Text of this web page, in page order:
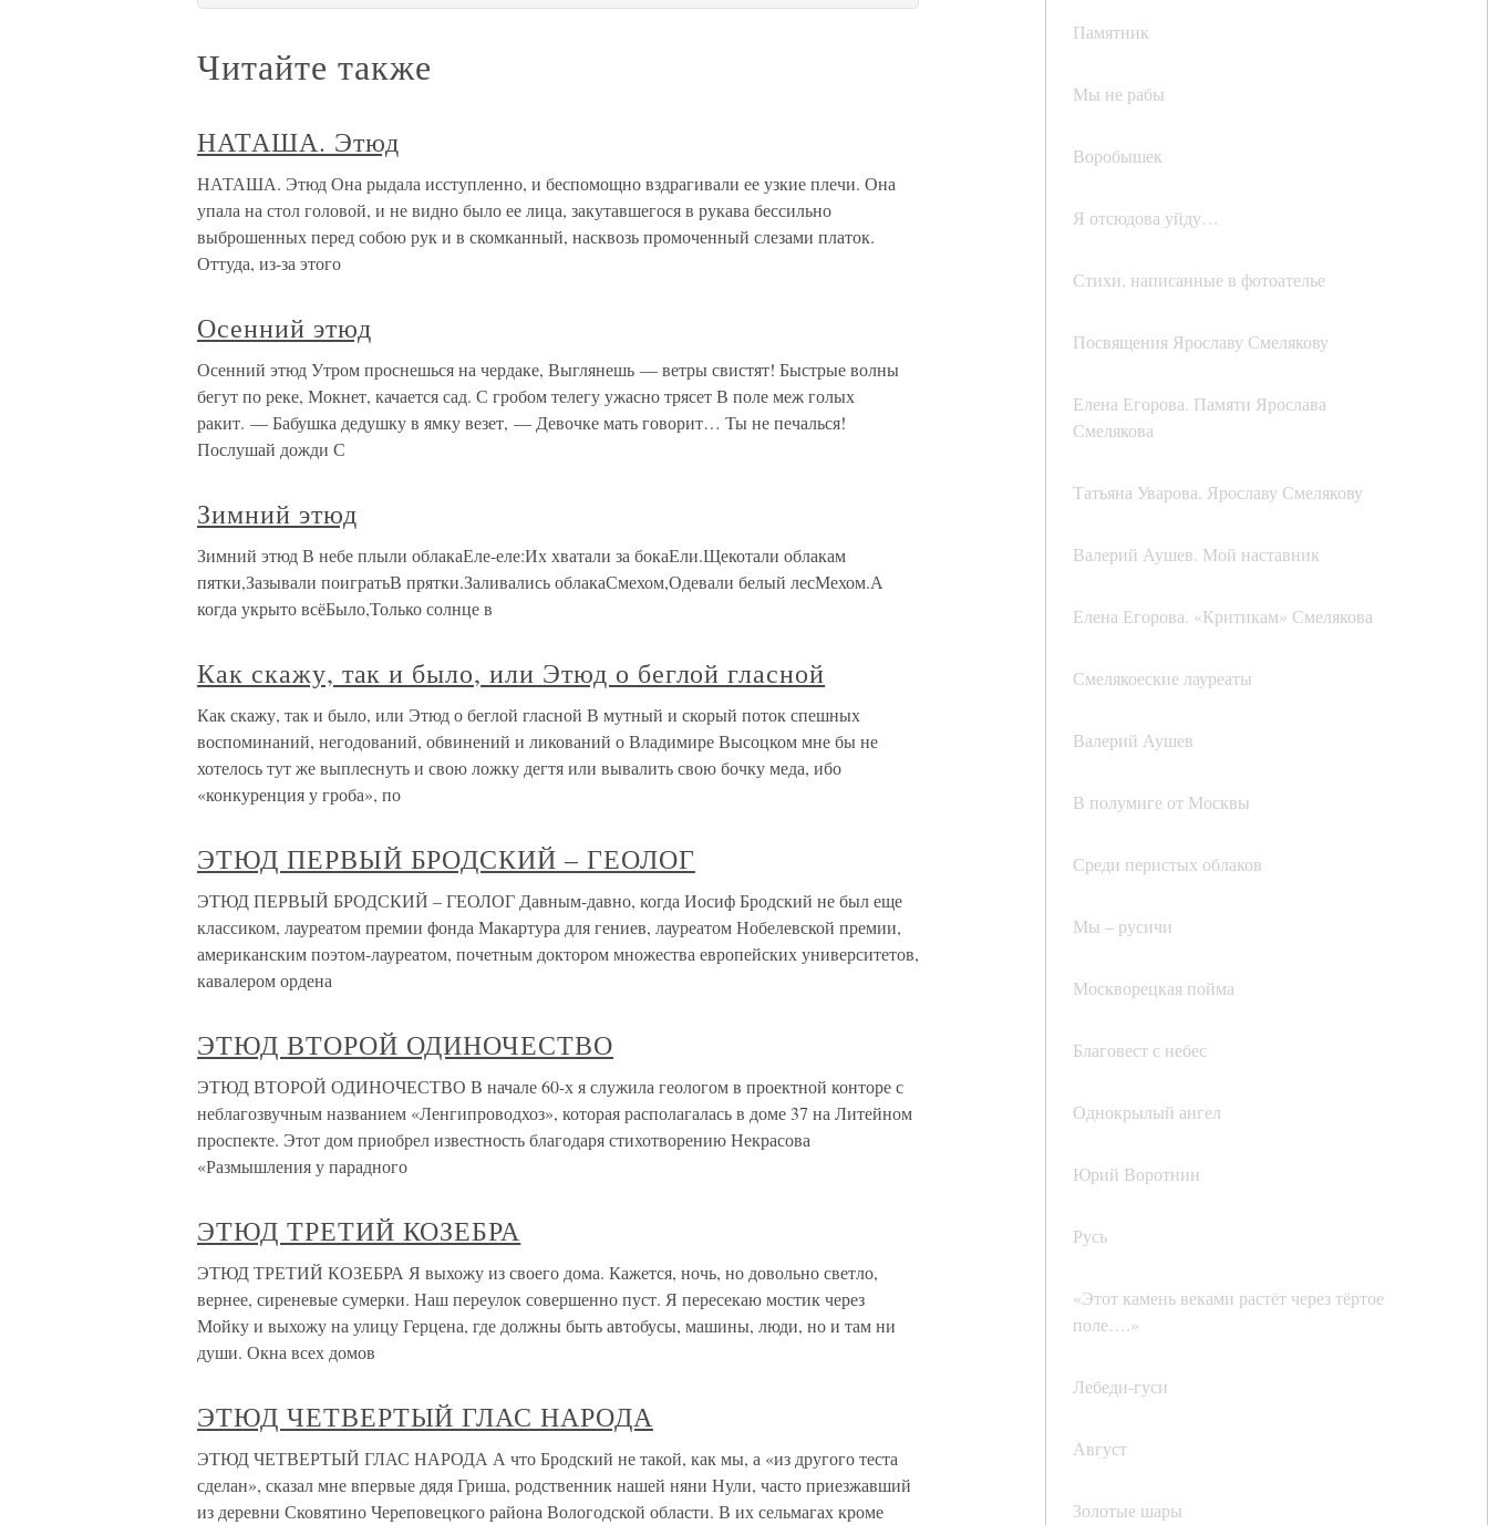
Памятник
Мы не рабы
Воробышек
Я отсюдова уйду…
Стихи, написанные в фотоателье
Посвящения Ярославу Смелякову
Елена Егорова. Памяти Ярослава
Смелякова
Татьяна Уварова. Ярославу Смелякову
Валерий Аушев. Мой наставник
Елена Егорова. «Критикам» Смелякова
Смелякоеские лауреаты
Валерий Аушев
В полумиге от Москвы
Среди перистых облаков
Мы – русичи
Москворецкая пойма
Благовест с небес
Однокрылый ангел
Юрий Воротнин
Русь
«Этот камень веками растёт через тёртое
поле….»
Лебеди-гуси
Август
Золотые шары
Читайте также
НАТАША. Этюд
НАТАША. Этюд Она рыдала исступленно, и беспомощно вздрагивали ее узкие плечи. Она
упала на стол головой, и не видно было ее лица, закутавшегося в рукава бессильно
выброшенных перед собою рук и в скомканный, насквозь промоченный слезами платок.
Оттуда, из-за этого
Осенний этюд
Осенний этюд Утром проснешься на чердаке, Выглянешь — ветры свистят! Быстрые волны
бегут по реке, Мокнет, качается сад. С гробом телегу ужасно трясет В поле меж голых
ракит. — Бабушка дедушку в ямку везет, — Девочке мать говорит… Ты не печалься!
Послушай дожди С
Зимний этюд
Зимний этюд В небе плыли облакаЕле-еле:Их хватали за бокаЕли.Щекотали облакам
пятки,Зазывали поигратьВ прятки.Заливались облакаСмехом,Одевали белый лесМехом.А
когда укрыто всёБыло,Только солнце в
Как скажу, так и было, или Этюд о беглой гласной
Как скажу, так и было, или Этюд о беглой гласной В мутный и скорый поток спешных
воспоминаний, негодований, обвинений и ликований о Владимире Высоцком мне бы не
хотелось тут же выплеснуть и свою ложку дегтя или вывалить свою бочку меда, ибо
«конкуренция у гроба», по
ЭТЮД ПЕРВЫЙ БРОДСКИЙ – ГЕОЛОГ
ЭТЮД ПЕРВЫЙ БРОДСКИЙ – ГЕОЛОГ Давным-давно, когда Иосиф Бродский не был еще
классиком, лауреатом премии фонда Макартура для гениев, лауреатом Нобелевской премии,
американским поэтом-лауреатом, почетным доктором множества европейских университетов,
кавалером ордена
ЭТЮД ВТОРОЙ ОДИНОЧЕСТВО
ЭТЮД ВТОРОЙ ОДИНОЧЕСТВО В начале 60-х я служила геологом в проектной конторе с
неблагозвучным названием «Ленгипроводхоз», которая располагалась в доме 37 на Литейном
проспекте. Этот дом приобрел известность благодаря стихотворению Некрасова
«Размышления у парадного
ЭТЮД ТРЕТИЙ КОЗЕБРА
ЭТЮД ТРЕТИЙ КОЗЕБРА Я выхожу из своего дома. Кажется, ночь, но довольно светло,
вернее, сиреневые сумерки. Наш переулок совершенно пуст. Я пересекаю мостик через
Мойку и выхожу на улицу Герцена, где должны быть автобусы, машины, люди, но и там ни
души. Окна всех домов
ЭТЮД ЧЕТВЕРТЫЙ ГЛАС НАРОДА
ЭТЮД ЧЕТВЕРТЫЙ ГЛАС НАРОДА А что Бродский не такой, как мы, а «из другого теста
сделан», сказал мне впервые дядя Гриша, родственник нашей няни Нули, часто приезжавший
из деревни Сковятино Череповецкого района Вологодской области. В их сельмагах кроме